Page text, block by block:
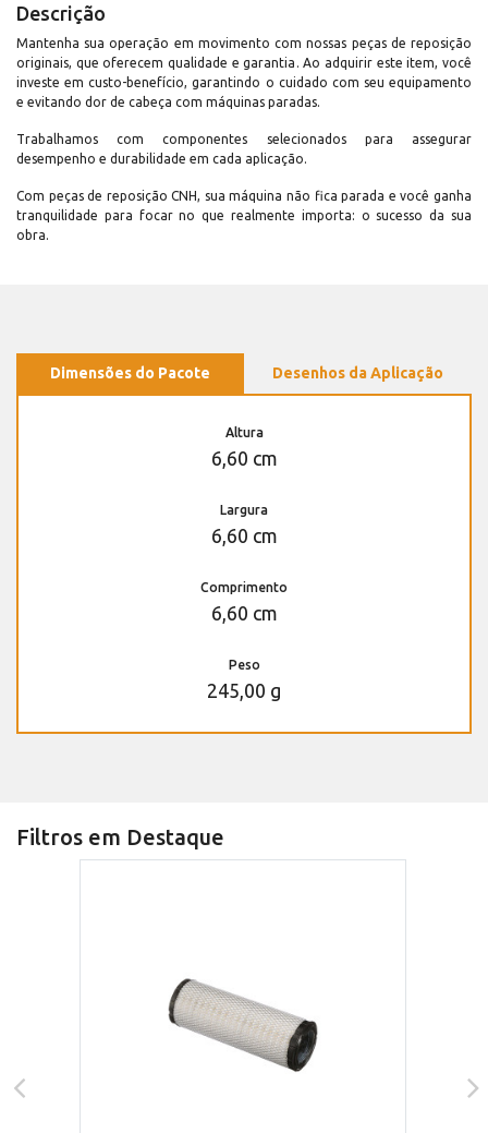
Descrição
Mantenha sua operação em movimento com nossas peças de reposição
originais, que oferecem qualidade e garantia. Ao adquirir este item, você
investe em custo-benefício, garantindo o cuidado com seu equipamento
e evitando dor de cabeça com máquinas paradas.
Trabalhamos com componentes selecionados para assegurar
desempenho e durabilidade em cada aplicação.
Com peças de reposição CNH, sua máquina não fica parada e você ganha
tranquilidade para focar no que realmente importa: o sucesso da sua
obra.
Dimensões do Pacote Desenhos da Aplicação
Altura
6,60 cm
Largura
6,60 cm
Comprimento
6,60 cm
Peso
245,00 g
Filtros em Destaque